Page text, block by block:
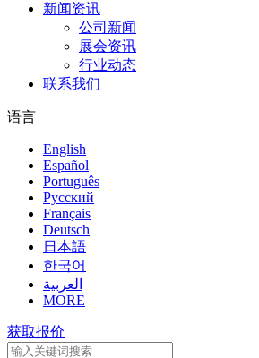
新闻资讯
公司新闻
展会资讯
行业动态
联系我们
语言
English
Español
Português
Pусский
Français
Deutsch
日本語
한국어
العربية
MORE
获取报价